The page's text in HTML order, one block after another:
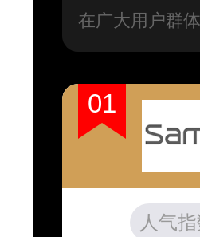
在广大用户群
01
人气